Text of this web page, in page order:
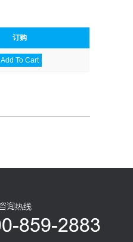
订购
Add To Cart